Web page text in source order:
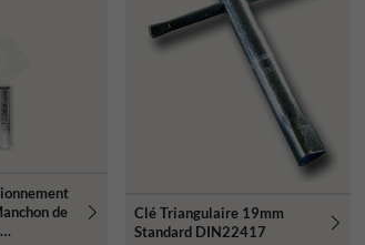
de
Clé Triangulaire 19mm
Standard DIN22417